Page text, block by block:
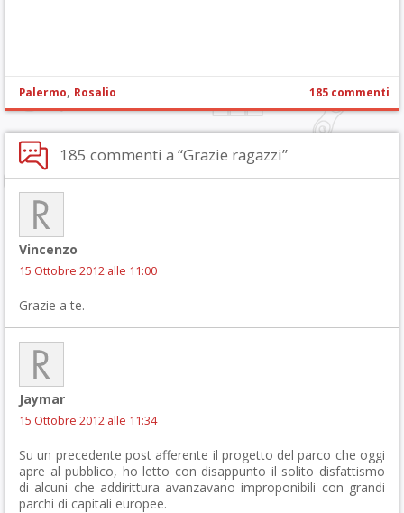
Palermo, Rosalio 185 commenti
185 commenti a “Grazie ragazzi”
Vincenzo
15 Ottobre 2012 alle 11:00
Grazie a te.
Jaymar
15 Ottobre 2012 alle 11:34
Su un precedente post afferente il progetto del parco che oggi
apre al pubblico, ho letto con disappunto il solito disfattismo
di alcuni che addirittura avanzavano improponibili con grandi
parchi di capitali europee.